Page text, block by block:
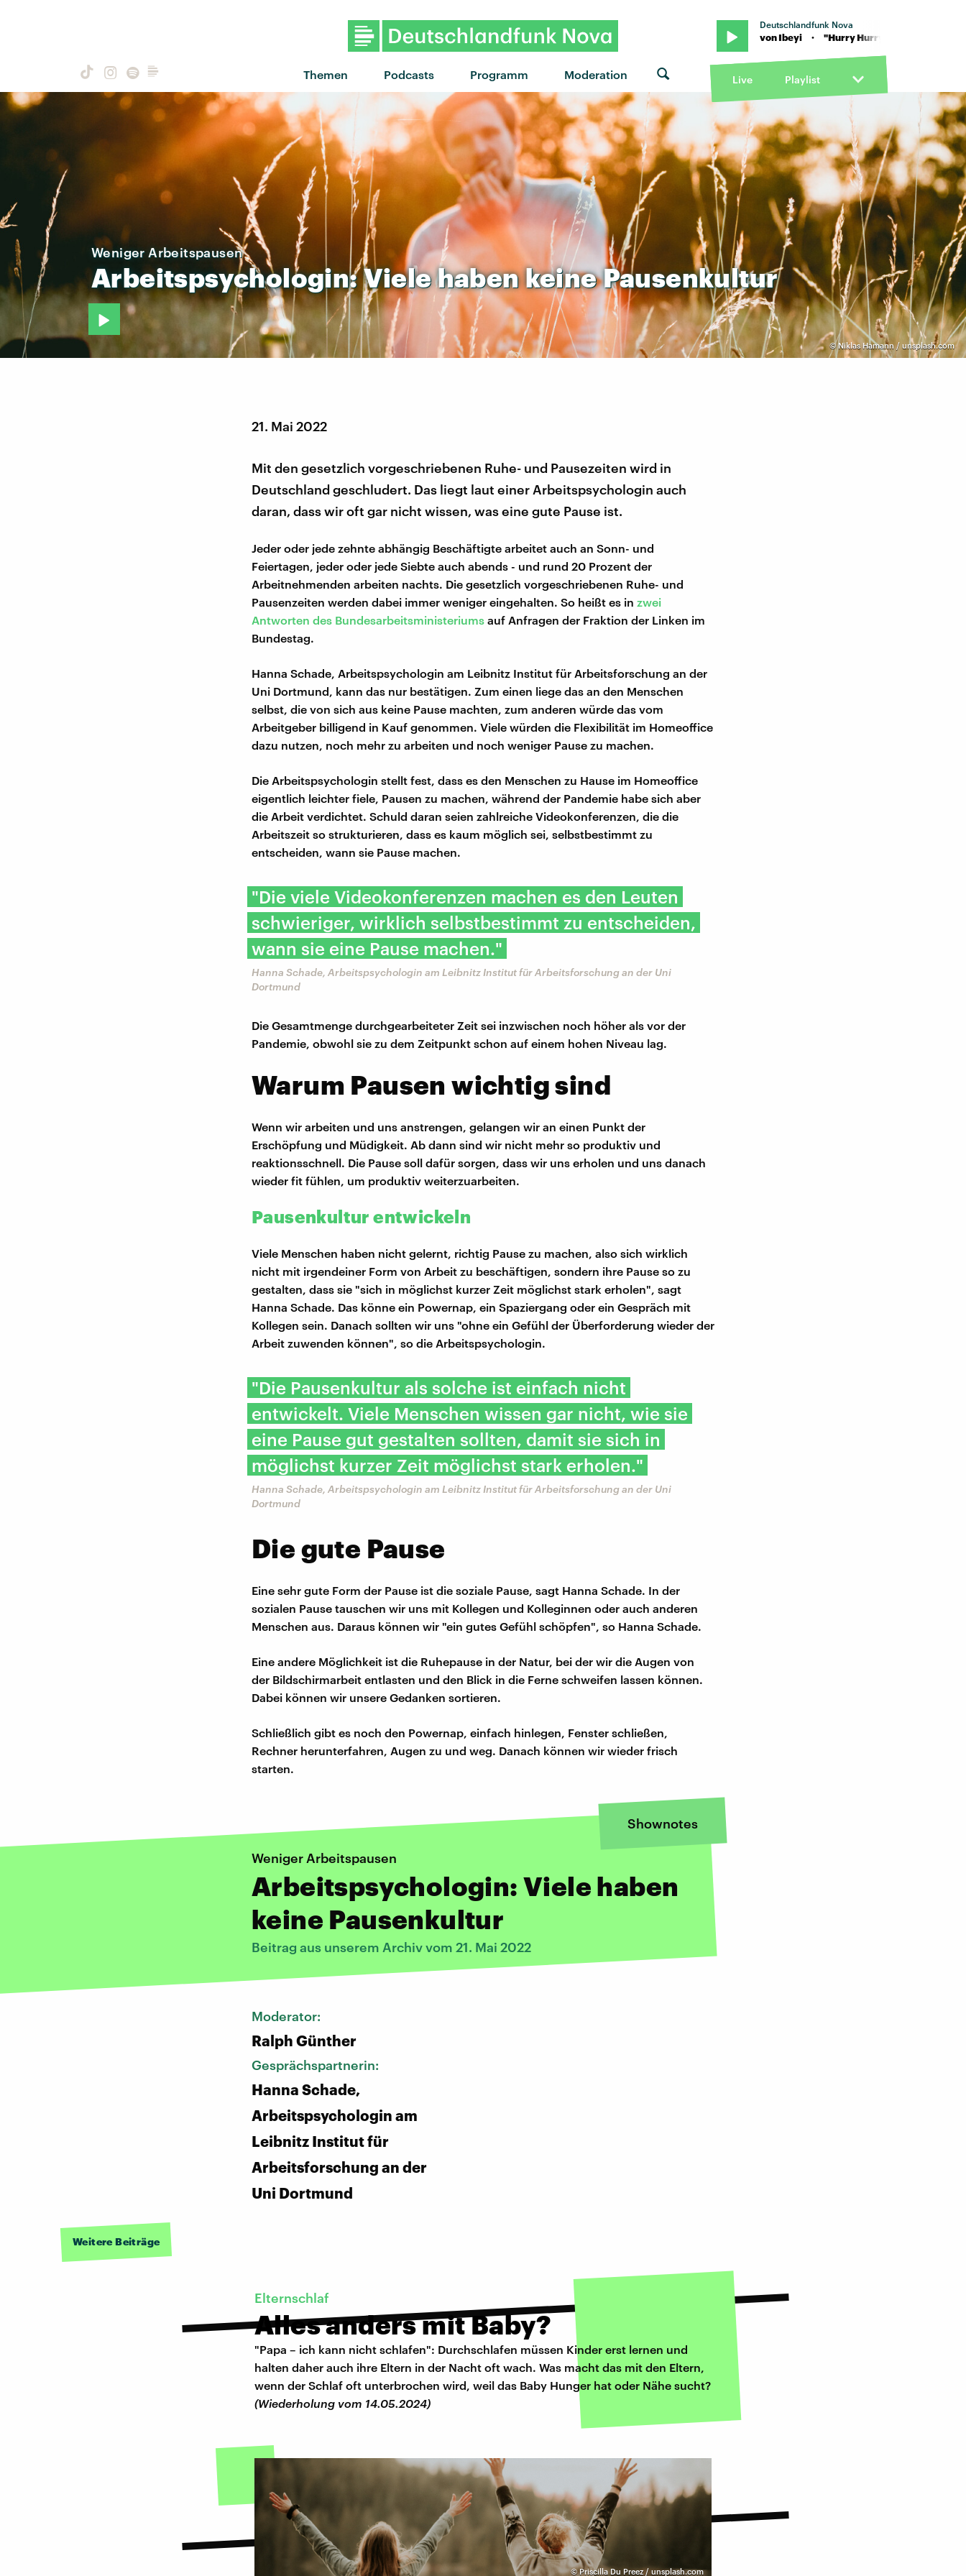
Themen Podcasts Programm Moderation
Deutschlandfunk Nova
"Hurry Hurry" von Ibeyi · "Hurry Hurry" von Ibeyi · "Hurry Hurry" von Ibeyi
Live Playlist
©Niklas Hamann / unsplash.com
Weniger Arbeitspausen
Arbeitspsychologin:VielehabenkeinePausenkultur
21. Mai 2022
Mit den gesetzlich vorgeschriebenen Ruhe- und Pausezeiten wird in
Deutschland geschludert. Das liegt laut einer Arbeitspsychologin auch
daran, dass wir oft gar nicht wissen, was eine gute Pause ist.
Jeder oder jede zehnte abhängig Beschäftigte arbeitet auch an Sonn- und
Feiertagen, jeder oder jede Siebte auch abends - und rund 20 Prozent der
Arbeitnehmenden arbeiten nachts. Die gesetzlich vorgeschriebenen Ruhe- und
Pausenzeiten werden dabei immer weniger eingehalten. So heißt es in zwei
Antworten des Bundesarbeitsministeriums auf Anfragen der Fraktion der Linken im
Bundestag.
Hanna Schade, Arbeitspsychologin am Leibnitz Institut für Arbeitsforschung an der
Uni Dortmund, kann das nur bestätigen. Zum einen liege das an den Menschen
selbst, die von sich aus keine Pause machten, zum anderen würde das vom
Arbeitgeber billigend in Kauf genommen. Viele würden die Flexibilität im Homeoffice
dazu nutzen, noch mehr zu arbeiten und noch weniger Pause zu machen.
Die Arbeitspsychologin stellt fest, dass es den Menschen zu Hause im Homeoffice
eigentlich leichter fiele, Pausen zu machen, während der Pandemie habe sich aber
die Arbeit verdichtet. Schuld daran seien zahlreiche Videokonferenzen, die die
Arbeitszeit so strukturieren, dass es kaum möglich sei, selbstbestimmt zu
entscheiden, wann sie Pause machen.
"Die viele Videokonferenzen machen es den Leuten
schwieriger, wirklich selbstbestimmt zu entscheiden,
wann sie eine Pause machen."
Hanna Schade, Arbeitspsychologin am Leibnitz Institut für Arbeitsforschung an der Uni
Dortmund
Die Gesamtmenge durchgearbeiteter Zeit sei inzwischen noch höher als vor der
Pandemie, obwohl sie zu dem Zeitpunkt schon auf einem hohen Niveau lag.
Warum Pausen wichtig sind
Wenn wir arbeiten und uns anstrengen, gelangen wir an einen Punkt der
Erschöpfung und Müdigkeit. Ab dann sind wir nicht mehr so produktiv und
reaktionsschnell. Die Pause soll dafür sorgen, dass wir uns erholen und uns danach
wieder fit fühlen, um produktiv weiterzuarbeiten.
Pausenkultur entwickeln
Viele Menschen haben nicht gelernt, richtig Pause zu machen, also sich wirklich
nicht mit irgendeiner Form von Arbeit zu beschäftigen, sondern ihre Pause so zu
gestalten, dass sie "sich in möglichst kurzer Zeit möglichst stark erholen", sagt
Hanna Schade. Das könne ein Powernap, ein Spaziergang oder ein Gespräch mit
Kollegen sein. Danach sollten wir uns "ohne ein Gefühl der Überforderung wieder der
Arbeit zuwenden können", so die Arbeitspsychologin.
"Die Pausenkultur als solche ist einfach nicht
entwickelt. Viele Menschen wissen gar nicht, wie sie
eine Pause gut gestalten sollten, damit sie sich in
möglichst kurzer Zeit möglichst stark erholen."
Hanna Schade, Arbeitspsychologin am Leibnitz Institut für Arbeitsforschung an der Uni
Dortmund
Die gute Pause
Eine sehr gute Form der Pause ist die soziale Pause, sagt Hanna Schade. In der
sozialen Pause tauschen wir uns mit Kollegen und Kolleginnen oder auch anderen
Menschen aus. Daraus können wir "ein gutes Gefühl schöpfen", so Hanna Schade.
Eine andere Möglichkeit ist die Ruhepause in der Natur, bei der wir die Augen von
der Bildschirmarbeit entlasten und den Blick in die Ferne schweifen lassen können.
Dabei können wir unsere Gedanken sortieren.
Schließlich gibt es noch den Powernap, einfach hinlegen, Fenster schließen,
Rechner herunterfahren, Augen zu und weg. Danach können wir wieder frisch
starten.
Shownotes
Weniger Arbeitspausen
Arbeitspsychologin: Viele haben
keine Pausenkultur
Beitrag aus unserem Archiv vom 21. Mai 2022
Moderator:
Ralph Günther
Gesprächspartnerin:
Hanna Schade,
Arbeitspsychologin am
Leibnitz Institut für
Arbeitsforschung an der
Uni Dortmund
Weitere Beiträge
Elternschlaf
Alles anders mit Baby?
"Papa – ich kann nicht schlafen": Durchschlafen müssen Kinder erst lernen und
halten daher auch ihre Eltern in der Nacht oft wach. Was macht das mit den Eltern,
wenn der Schlaf oft unterbrochen wird, weil das Baby Hunger hat oder Nähe sucht?
(Wiederholung vom 14.05.2024)
©Priscilla Du Preez / unsplash.com